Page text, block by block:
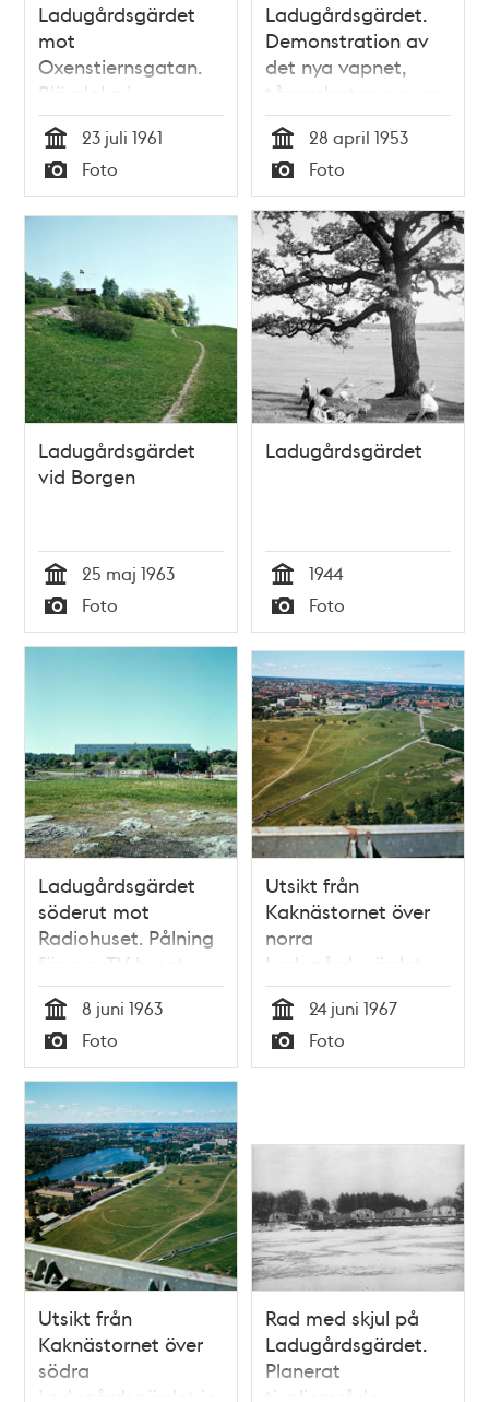
Ladugårdsgärdet
mot
Oxenstiernsgatan.
Björnloka i
förgrunden
Tid
23 juli 1961
Typ
Foto
Ladugårdsgärdet.
Demonstration av
det nya vapnet,
tårgasbatong, som
kan användas av
taxichaufförer,
både vid försvar
och angrepp
Tid
28 april 1953
Typ
Foto
Ladugårdsgärdet
vid Borgen
Tid
25 maj 1963
Typ
Foto
Ladugårdsgärdet
Tid
1944
Typ
Foto
Ladugårdsgärdet
söderut mot
Radiohuset. Pålning
för nya TV-huset
Tid
8 juni 1963
Typ
Foto
Utsikt från
Kaknästornet över
norra
Ladugårdsgärdet
mot Östermalm och
södra delen av
Gärdesstaden
Tid
24 juni 1967
Typ
Foto
Utsikt från
Kaknästornet över
södra
Ladugårdsgärdet in
Rad med skjul på
Ladugårdsgärdet.
Planerat
tivoliområde